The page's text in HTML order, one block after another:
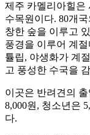
제주 카멜리아힐은
수목원이다. 80개
창한 숲을 이루고
풍경을 이루어 계
튤립, 야생화가 계
고 풍성한 수국을
이곳은 반려견의
8,000원, 청소년은
다.